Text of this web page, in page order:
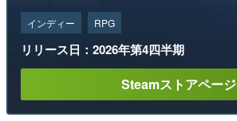
インディー RPG
リリース日：2026年第4四半期
Steamストアページ